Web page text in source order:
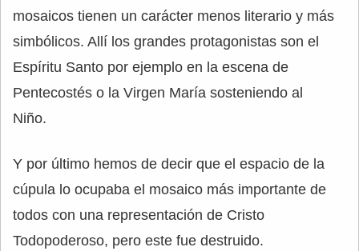
mosaicos tienen un carácter menos literario y más
simbólicos. Allí los grandes protagonistas son el
Espíritu Santo por ejemplo en la escena de
Pentecostés o la Virgen María sosteniendo al
Niño.
Y por último hemos de decir que el espacio de la
cúpula lo ocupaba el mosaico más importante de
todos con una representación de Cristo
Todopoderoso, pero este fue destruido.